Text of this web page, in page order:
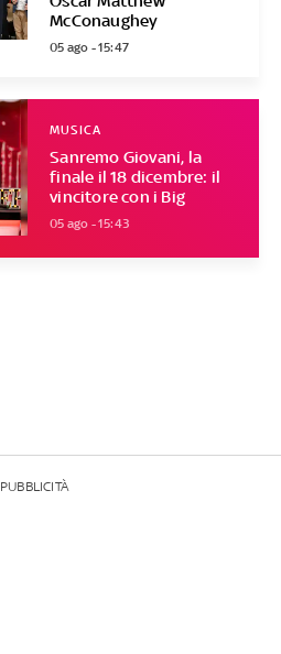
McConaughey
05 ago - 15:47
Sanremo Giovani, la
finale il 18 dicembre: il
vincitore con i Big
MUSICA
05 ago - 15:43
PUBBLICITÀ